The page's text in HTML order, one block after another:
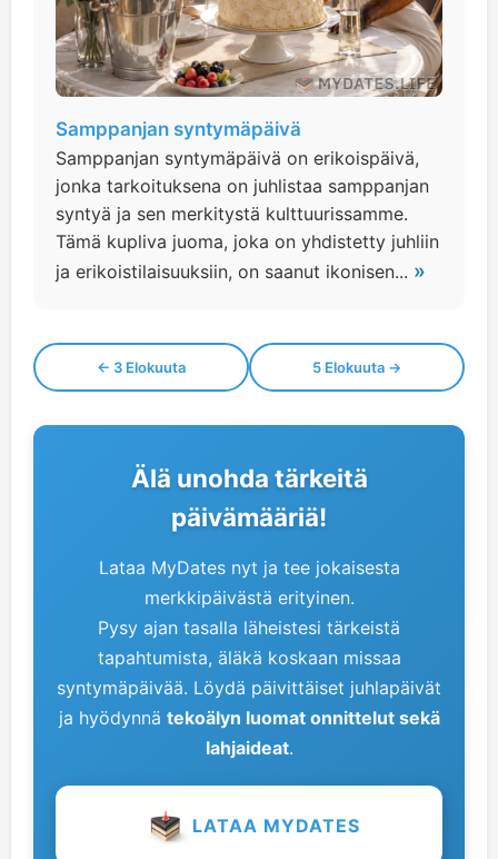
Samppanjan syntymäpäivä
Samppanjan syntymäpäivä on erikoispäivä,
jonka tarkoituksena on juhlistaa samppanjan
syntyä ja sen merkitystä kulttuurissamme.
Tämä kupliva juoma, joka on yhdistetty juhliin
ja erikoistilaisuuksiin, on saanut ikonisen... »
← 3 Elokuuta 5 Elokuuta →
Älä unohda tärkeitä
päivämääriä!
Lataa MyDates nyt ja tee jokaisesta
merkkipäivästä erityinen.
Pysy ajan tasalla läheistesi tärkeistä
tapahtumista, äläkä koskaan missaa
syntymäpäivää. Löydä päivittäiset juhlapäivät
ja hyödynnä tekoälyn luomat onnittelut sekä
lahjaideat.
LATAA MYDATES